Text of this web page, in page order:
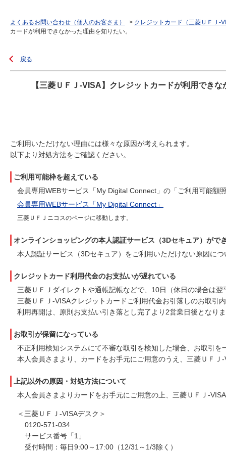
よくあるお問い合わせ（個人のお客さま） > クレジットカード（三菱ＵＦＪ-
カードが利用できなかった理由を知りたい。
戻る
【三菱ＵＦＪ-VISA】クレジットカードが利用でき
ご利用いただけない理由には様々な原因が考えられます。
以下より対処方法をご確認ください。
ご利用可能枠を超えている
会員専用WEBサービス「My Digital Connect」の「ご利用可能額
会員専用WEBサービス「My Digital Connect」
三菱ＵＦＪニコスのページに移動します。
オンラインショッピングの本人認証サービス（3Dセキュア）がで
本人認証サービス（3Dセキュア）をご利用いただけない原因につ
クレジットカード利用代金のお支払いが遅れている
三菱ＵＦＪダイレクトや通帳記帳などで、10日（休日の場合は
三菱ＵＦＪ-VISAクレジットカードご利用代金お引落しのお取引
利用再開は、原則お支払い引き落とし完了より2営業日後となり
お取引が保留になっている
不正利用検知システムにて不審な取引を検知した場合、お取引を
本人会員さまより、カードをお手元にご用意のうえ、三菱ＵＦ
上記以外の原因・対処方法について
本人会員さまよりカードをお手元にご用意の上、三菱ＵＦＪ-
＜三菱ＵＦＪ-VISAデスク＞
0120-571-034
サービス番号「1」
受付時間：毎日9:00～17:00（12/31～1/3除く）